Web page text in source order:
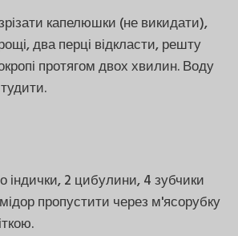
капелюшки (не викидати),
два перці відкласти, решту
протягом двох хвилин. Воду
індички, 2 цибулини, 4 зубчики
пропустити через м'ясорубку